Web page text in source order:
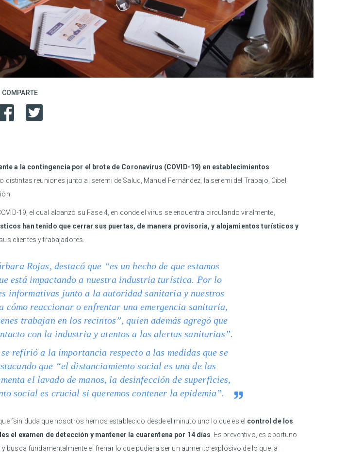
COMPARTE
a la contingencia por el brote de Coronavirus (COVID-19) en establecimientos
reuniones junto al seremi de Salud, Manuel Fernández, la seremi del Trabajo, Cibel
19, el cual alcanzó su Fase 4, en donde el virus se encuentra circulando viralmente,
han tenido que cerrar sus puertas, de manera provisoria, y alojamientos turísticos y
clientes y trabajadores.
Rojas, destacó que “es un hecho de que estamos
está impactando a nuestra industria turística. Por lo
informativas junto a la autoridad sanitaria y nuestros
cómo reaccionar o enfrentar una emergencia sanitaria,
trabajan en los recintos”, quien además agregó que
con la industria y atentos a las alertas sanitarias”.
refirió a la importancia respecto a las medidas que se
que “el distanciamiento social es una de las
el lavado de manos, la desinfección de superficies,
social es crucial si queremos contener la epidemia”.
“sin duda que nosotros hemos establecido desde el minuto uno lo que es el control de los
el examen de detección y mantener la cuarentena por 14 días . Es preventivo, es oportuno
busca fundamentalmente el frenar lo que pudiera ser un aumento explosivo de lo que la